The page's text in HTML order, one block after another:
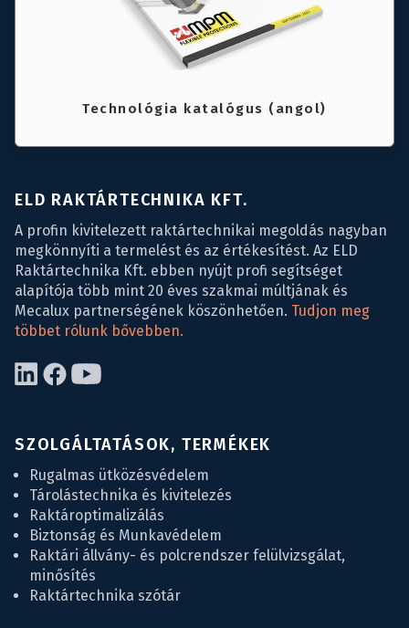
Technológia katalógus (angol)
ELD RAKTÁRTECHNIKA KFT.
A profin kivitelezett raktártechnikai megoldás nagyban
megkönnyíti a termelést és az értékesítést. Az ELD
Raktártechnika Kft. ebben nyújt profi segítséget
alapítója több mint 20 éves szakmai múltjának és
Mecalux partnerségének köszönhetően. Tudjon meg
többet rólunk bővebben.
SZOLGÁLTATÁSOK, TERMÉKEK
Rugalmas ütközésvédelem
Tárolástechnika és kivitelezés
Raktároptimalizálás
Biztonság és Munkavédelem
Raktári állvány- és polcrendszer felülvizsgálat,
minősítés
Raktártechnika szótár